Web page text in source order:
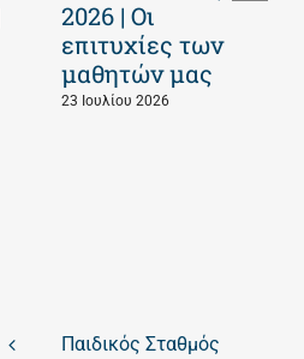
2026 | Οι
επιτυχίες των
μαθητών μας
23 Ιουλίου 2026
Παιδικός Σταθμός